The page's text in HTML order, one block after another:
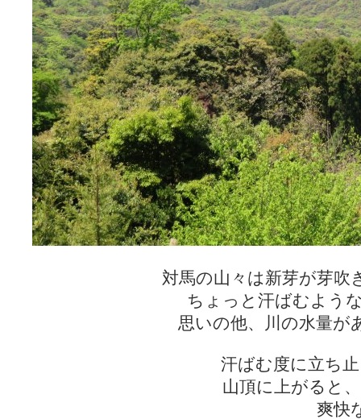
対馬の山々は新芽が芽吹
ちょっと汗ばむよう
思いの他、川の水量が
汗ばむ度に立ち
山頂に上がると
爽快